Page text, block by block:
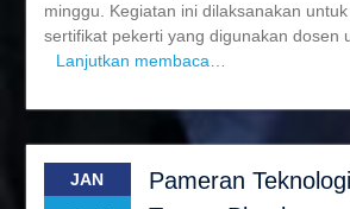
minggu. Kegiatan ini dilaksanakan
sertifikat pekerti yang digunakan dosen
Lanjutkan membaca…
JAN
Pameran